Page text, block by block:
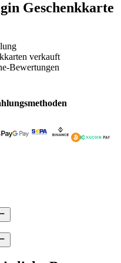
Geschenkkarte
verkauft
Bewertungen